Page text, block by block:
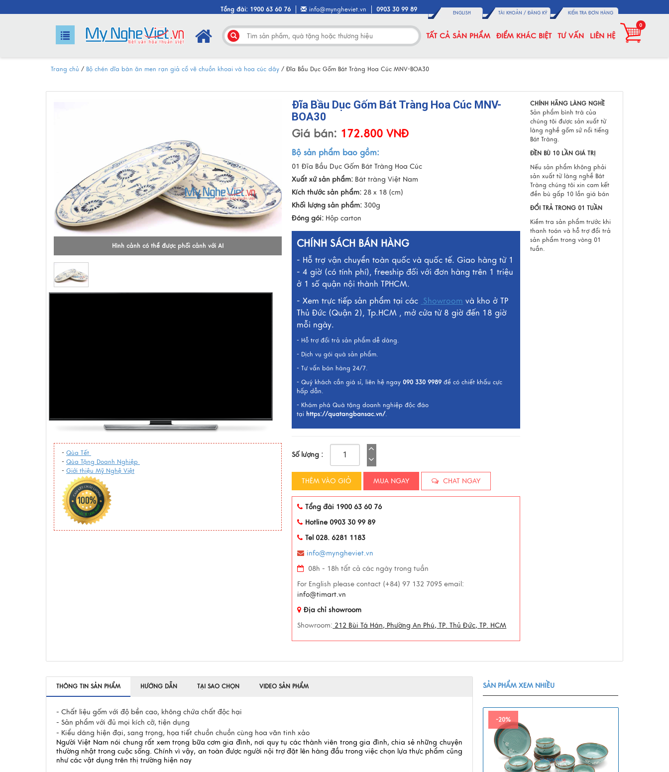
Tổng đài: 1900 63 60 76 info@myngheviet.vn 0903 30 99 89 ENGLISH TÀI KHOẢN / ĐĂNG KÝ KIỂM TRA ĐƠN HÀNG
TẤT CẢ SẢN PHẨM ĐIỂM KHÁC BIỆT TƯ VẤN LIÊN HỆ
0
Trang chủ / Bộ chén dĩa bàn ăn men rạn giả cổ vẽ chuồn khoai và hoa cúc dây / Đĩa Bầu Dục Gốm Bát Tràng Hoa Cúc MNV-BOA30
Hình cảnh có thể được phối cảnh với AI
- Qùa Tết
- Qùa Tặng Doanh Nghiệp
- Giới thiệu Mỹ Nghệ Việt
Đĩa Bầu Dục Gốm Bát Tràng Hoa Cúc MNV-
BOA30
Giá bán: 172.800 VNĐ
Bộ sản phẩm bao gồm:
01 Đĩa Bầu Dục Gốm Bát Tràng Hoa Cúc
Xuất xứ sản phẩm: Bát tràng Việt Nam
Kích thước sản phẩm: 28 x 18 (cm)
Khối lượng sản phẩm: 300g
Đóng gói: Hộp carton
CHÍNH SÁCH BÁN HÀNG
- Hỗ trợ vận chuyển toàn quốc và quốc tế. Giao hàng từ 1
- 4 giờ (có tính phí), freeship đối với đơn hàng trên 1 triệu
ở 1 số quận nội thành TPHCM.
- Xem trực tiếp sản phẩm tại các Showroom và kho ở TP
Thủ Đức (Quận 2), Tp.HCM , mở cửa từ 8 giờ đến 18 giờ
mỗi ngày.
- Hỗ trợ đổi trả sản phẩm dễ dàng.
- Dịch vụ gói quà sản phẩm.
- Tư vấn bán hàng 24/7.
- Quý khách cần giá sỉ, liên hệ ngay090 330 9989 để có chiết khấu cực
hấp dẫn.
- Khám phá Quà tặng doanh nghiệp độc đáo
tại https://quatangbansac.vn/.
Số lượng :
THÊM VÀO GIỎ MUA NGAY CHAT NGAY
Tổng đài 1900 63 60 76
Hotline 0903 30 99 89
Tel 028. 6281 1183
info@myngheviet.vn
08h - 18h tất cả các ngày trong tuần
For English please contact (+84) 97 132 7095 email:
info@timart.vn
Địa chỉ showroom
Showroom: 212 Bùi Tá Hán, Phường An Phú, TP. Thủ Đức, TP. HCM
CHÍNH HÃNG LÀNG NGHỀ
Sản phẩm bình trà của
chúng tôi được sản xuất từ
làng nghề gốm sứ nổi tiếng
Bát Tràng.
ĐỀN BÙ 10 LẦN GIÁ TRỊ
Nếu sản phẩm không phải
sản xuất từ làng nghề Bát
Tràng chúng tôi xin cam kết
đền bù gấp 10 lần giá bán
ĐỔI TRẢ TRONG 01 TUẦN
Kiểm tra sản phẩm trước khi
thanh toán và hỗ trợ đổi trả
sản phẩm trong vòng 01
tuần.
THÔNG TIN SẢN PHẨM HƯỚNG DẪN TẠI SAO CHỌN VIDEO SẢN PHẨM
- Chất liệu gốm với độ bền cao, không chứa chất độc hại
- Sản phẩm với đủ mọi kích cỡ, tiện dụng
- Kiểu dáng hiện đại, sang trọng, họa tiết chuồn chuồn cùng hoa văn tinh xảo
Người Việt Nam nói chung rất xem trọng bữa cơm gia đình, nơi quy tụ các thành viên trong gia đình, chia sẻ những chuyện
thường nhật trong cuộc sống. Chính vì vậy, an toàn được người nội trợ đặt lên hàng đầu trong việc chọn lựa thực phẩm cũng
như các vật dụng trên thị trường hiện nay
SẢN PHẨM XEM NHIỀU
-20%